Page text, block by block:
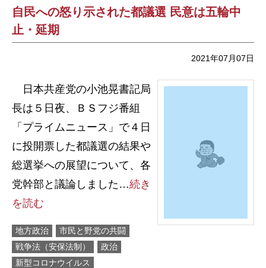
自民への怒り示された都議選 民意は五輪中
止・延期
2021年07月07日
日本共産党の小池晃書記局
長は５日夜、ＢＳフジ番組
「プライムニュース」で４日
に投開票した都議選の結果や
総選挙への展望について、各
党幹部と議論しました…続き
を読む
地方政治
市民と野党の共闘
戦争法（安保法制）
政治
新型コロナウイルス